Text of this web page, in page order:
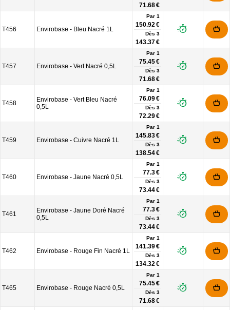
71.68 €
T456 Envirobase - Bleu Nacré 1L
Par 1
150.92 €
Dès 3
143.37 €
T457 Envirobase - Vert Nacré 0,5L
Par 1
75.45 €
Dès 3
71.68 €
T458
Envirobase - Vert Bleu Nacré
0,5L
Par 1
76.09 €
Dès 3
72.29 €
T459 Envirobase - Cuivre Nacré 1L
Par 1
145.83 €
Dès 3
138.54 €
T460 Envirobase - Jaune Nacré 0,5L
Par 1
77.3 €
Dès 3
73.44 €
T461
Envirobase - Jaune Doré Nacré
0,5L
Par 1
77.3 €
Dès 3
73.44 €
T462 Envirobase - Rouge Fin Nacré 1L
Par 1
141.39 €
Dès 3
134.32 €
T465 Envirobase - Rouge Nacré 0,5L
Par 1
75.45 €
Dès 3
71.68 €